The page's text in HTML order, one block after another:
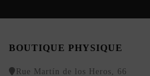
BOUTIQUE PHYSIQUE
Rue Martín de los Heros, 66